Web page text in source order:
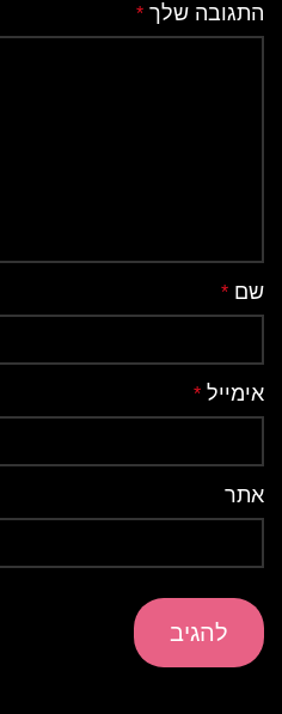
התגובה שלך *
שם *
אימייל *
אתר